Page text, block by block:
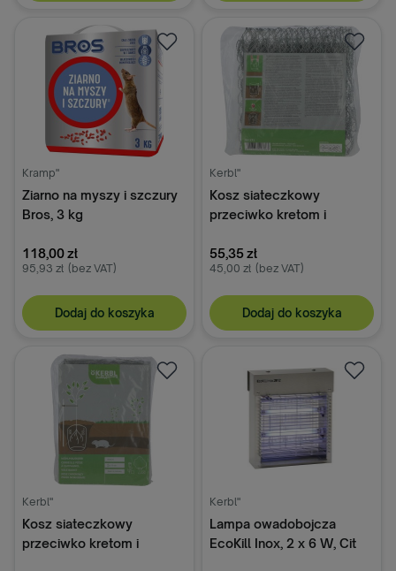
Kramp"
Ziarno na myszy i szczury
Bros, 3 kg
118,00 zł
95,93 zł (bez VAT)
Dodaj do koszyka
Kerbl"
Kosz siateczkowy
przeciwko kretom i
cm, Kerbl
55,35 zł
45,00 zł (bez VAT)
Dodaj do koszyka
Kerbl"
Kosz siateczkowy
przeciwko kretom i
Kerbl"
Lampa owadobojcza
EcoKill Inox, 2 x 6 W, Cit